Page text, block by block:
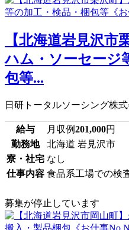
【北海道岩見沢市
ハム・ソーセージ
包等...
日研トータルソーシング株
給与 月収例201,000円
勤務地
北海道 岩見沢市
寮・社宅 なし
仕事内容 食品系工場での検
募集が停止しています